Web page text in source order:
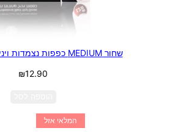
שחור MEDIUM כפפות נצמדות ויניל – 100 יחידות
₪12.90
המלאי אזל